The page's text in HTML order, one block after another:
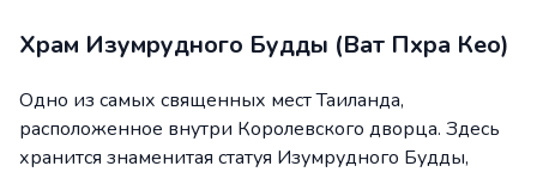
Храм Изумрудного Будды (Ват Пхра Кео)
Одно из самых священных мест Таиланда,
расположенное внутри Королевского дворца. Здесь
хранится знаменитая статуя Изумрудного Будды,